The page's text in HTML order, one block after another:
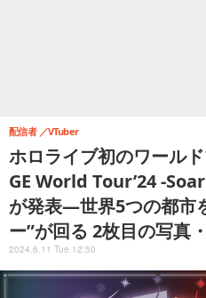
ホロライブ初のワール
GE World Tour’24 -
が発表―世界5つの都市
ー”が回る 2枚目の写真
配信者 VTuber
2024.6.11 Tue 12:50